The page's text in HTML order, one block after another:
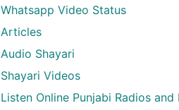
Whatsapp Video Status
Articles
Audio Shayari
Shayari Videos
Listen Online Punjabi Radios and